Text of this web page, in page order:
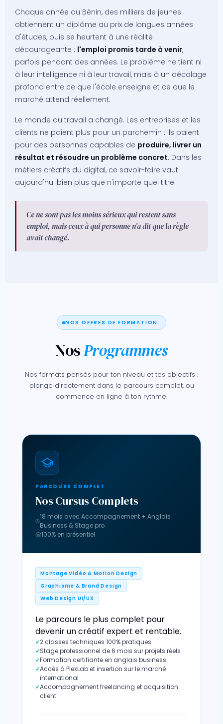
Chaque année au Bénin, des milliers de jeunes
obtiennent un diplôme au prix de longues années
d'études, puis se heurtent à une réalité
décourageante : l'emploi promis tarde à venir,
parfois pendant des années. Le problème ne tient ni
à leur intelligence ni à leur travail, mais à un décalage
profond entre ce que l'école enseigne et ce que le
marché attend réellement.
Le monde du travail a changé. Les entreprises et les
clients ne paient plus pour un parchemin : ils paient
pour des personnes capables de produire, livrer un
résultat et résoudre un problème concret. Dans les
métiers créatifs du digital, ce savoir-faire vaut
aujourd'hui bien plus que n'importe quel titre.
Ce ne sont pas les moins sérieux qui restent sans
emploi, mais ceux à qui personne n'a dit que la règle
avait changé.
NOS OFFRES DE FORMATION
NosProgrammes
Nos formats pensés pour ton niveau et tes objectifs :
plonge directement dans le parcours complet, ou
commence en ligne à ton rythme.
PARCOURS COMPLET
Nos Cursus Complets
18 mois avec Accompagnement + Anglais
Business & Stage pro
100% en présentiel
Montage Vidéo & Motion Design
Graphisme & Brand Design
Web Design UI/UX
Le parcours le plus complet pour
devenir un créatif expert et rentable.
2 classes techniques 100% pratiques
Stage professionnel de 6 mois sur projets réels
Formation certifiante en anglais business
Accès à PlexLab et insertion sur le marché
international
Accompagnement freelancing et acquisition
client